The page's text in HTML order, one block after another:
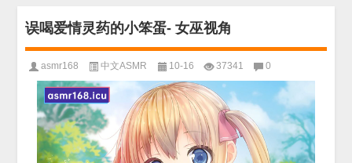
误喝爱情灵药的小笨蛋- 女巫视角
asmr168 中文ASMR 10-16 37341 0